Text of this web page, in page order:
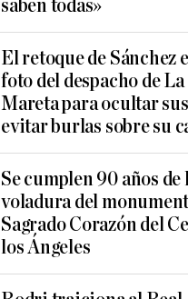
saben todas»
El retoque de Sánchez
foto del despacho de La
Mareta para ocultar
evitar burlas sobre su
Se cumplen 90 años de
voladura del
Sagrado Corazón del
los Ángeles